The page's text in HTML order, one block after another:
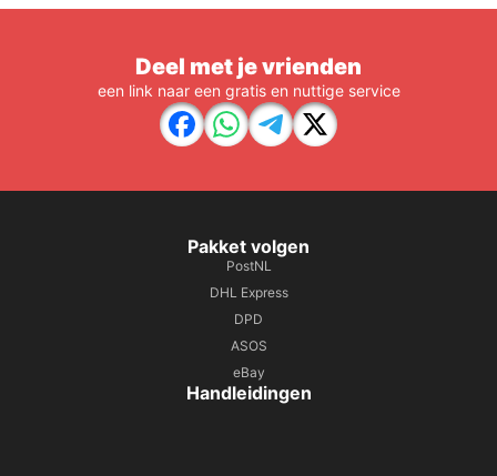
Deel met je vrienden
een link naar een gratis en nuttige service
Pakket volgen
PostNL
DHL Express
DPD
ASOS
eBay
Handleidingen